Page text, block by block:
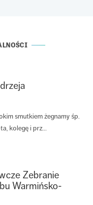
smutkiem żegnamy śp.
kolegę i prz...
Zebranie
Warmińsko-